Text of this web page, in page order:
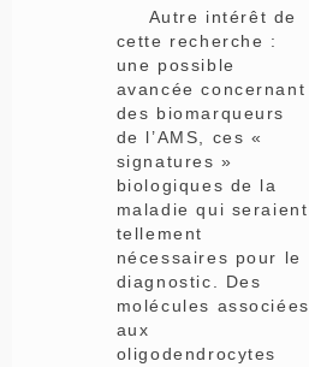
Autre intérêt de
cette recherche :
une possible
avancée concernant
des biomarqueurs
de l’AMS, ces «
signatures »
biologiques de la
maladie qui seraient
tellement
nécessaires pour le
diagnostic. Des
molécules associées
aux
oligodendrocytes